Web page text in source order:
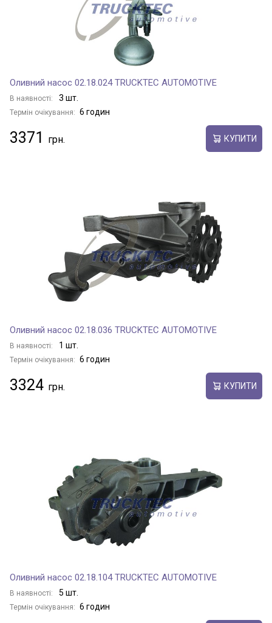
Оливний насос 02.18.024 TRUCKTEC AUTOMOTIVE
В наявності: 3 шт.
Термін очікування: 6 годин
3371 КУПИТИ
Оливний насос 02.18.036 TRUCKTEC AUTOMOTIVE
В наявності: 1 шт.
Термін очікування: 6 годин
3324 КУПИТИ
Оливний насос 02.18.104 TRUCKTEC AUTOMOTIVE
В наявності: 5 шт.
Термін очікування: 6 годин